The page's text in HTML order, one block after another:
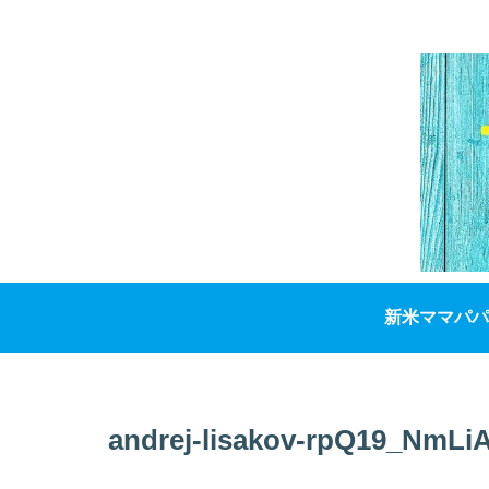
新米ママパ
andrej-lisakov-